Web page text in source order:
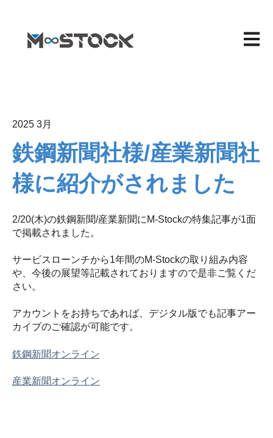
メイ
2025 3月
鉄鋼新聞社様/産業新聞社
様に紹介がされました
2/20(木)の鉄鋼新聞/産業新聞にM-Stockの特集記事が1面
で掲載されました。
サービスローンチから1年間のM-Stockの取り組み内容
や、今後の展望等記載されておりますので是非ご覧くだ
さい。
アカウントをお持ちであれば、デジタル版でも記事アー
カイブのご確認が可能です。
鉄鋼新聞オンライン
産業新聞オンライン